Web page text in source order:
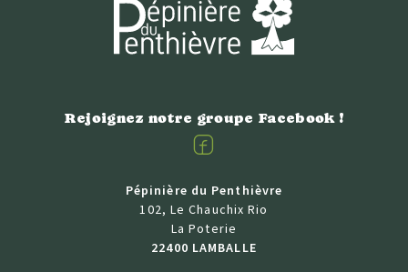
Rejoignez notre groupe Facebook !
Facebook
Pépinière du Penthièvre
102, Le Chauchix Rio
La Poterie
22400 LAMBALLE